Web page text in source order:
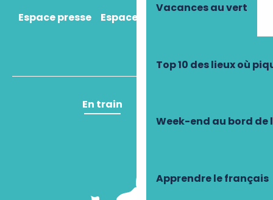
Vacances au vert
Top 10 des lieux où
Week-end au bord de
Apprendre le français
Espace presse Espace pro
En train